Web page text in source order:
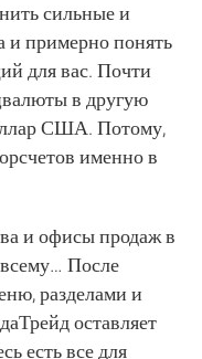
сильные и
и примерно понять
для вас. Почти
в другую
США. Потому,
именно в
и офисы продаж в
После
разделами и
оставляет
есть все для